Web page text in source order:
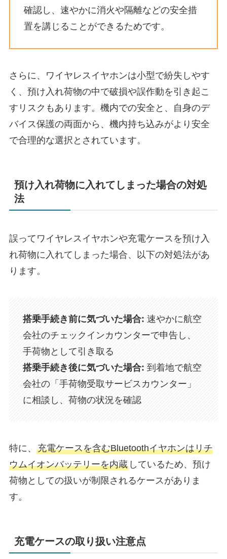
確認し、速やかに消火や隔離などの安全措
置を講じることができるためです。
さらに、ワイヤレスイヤホンは小型で紛失しやす
く、預け入れ荷物の中で破損や誤作動を引き起こ
すリスクもあります。機内での安全と、自身のデ
バイス保護の両面から、機内持ち込みがより安全
で合理的な選択とされています。
預け入れ荷物に入れてしまった場合の対処
法
誤ってワイヤレスイヤホンや充電ケースを預け入
れ荷物に入れてしまった場合、以下の対処法があ
ります。​
搭乗手続き前に気づいた場合: 速やかに航空
会社のチェックインカウンターで申告し、
手荷物として引き取る
搭乗手続き後に気づいた場合: 到着地で航空
会社の「手荷物受取サービスカウンター」
に相談し、荷物の状況を確認
特に、 充電ケースを含むBluetoothイヤホンはリチ
ウムイオンバッテリーを内蔵しているため、預け
荷物としての扱いが制限されるケースがありま
す。
充電ケースの取り扱い注意点